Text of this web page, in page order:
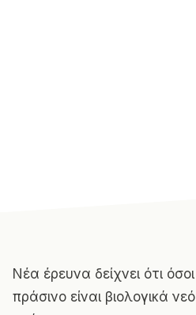
Νέα έρευνα δείχνει ότι
πράσινο είναι βιολογικά